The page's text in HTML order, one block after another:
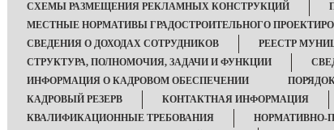
СХЕМЫ РАЗМЕЩЕНИЯ РЕКЛАМНЫХ КОНСТРУКЦИЙ
МЕСТНЫЕ НОРМАТИВЫ ГРАДОСТРОИТЕЛЬНОГО
СВЕДЕНИЯ О ДОХОДАХ СОТРУДНИКОВ
РЕЕСТР
СТРУКТУРА, ПОЛНОМОЧИЯ, ЗАДАЧИ И ФУНКЦИИ
ИНФОРМАЦИЯ О КАДРОВОМ ОБЕСПЕЧЕНИИ
КАДРОВЫЙ РЕЗЕРВ
КОНТАКТНАЯ ИНФОРМАЦИЯ
КВАЛИФИКАЦИОННЫЕ ТРЕБОВАНИЯ
НОРМАТИВНО-